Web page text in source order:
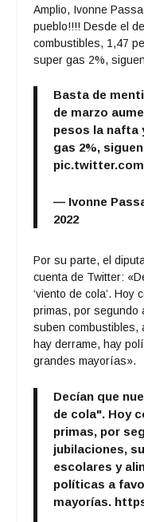
Amplio, Ivonne
pueblo!!!! Desde el
combustibles, 1,47
super gas 2%,
Basta de
de marzo
pesos la nafta
gas 2%,
— Ivonne
2022
Por su parte, el
cuenta de Twitter:
‘viento de cola’.
primas, por segundo
suben combustibles,
hay derrame, hay
grandes mayorías».
Decían que
de cola". Hoy
primas, por
jubilaciones,
escolares y
políticas a
mayorías.